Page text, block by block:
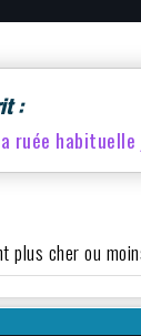
:
ruée habituelle
plus cher ou